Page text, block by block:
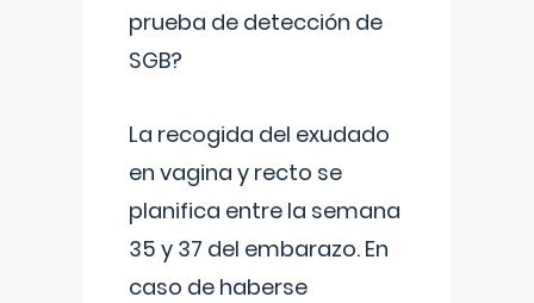
prueba de detección de
SGB?
La recogida del exudado
en vagina y recto se
planifica entre la semana
35 y 37 del embarazo. En
caso de haberse